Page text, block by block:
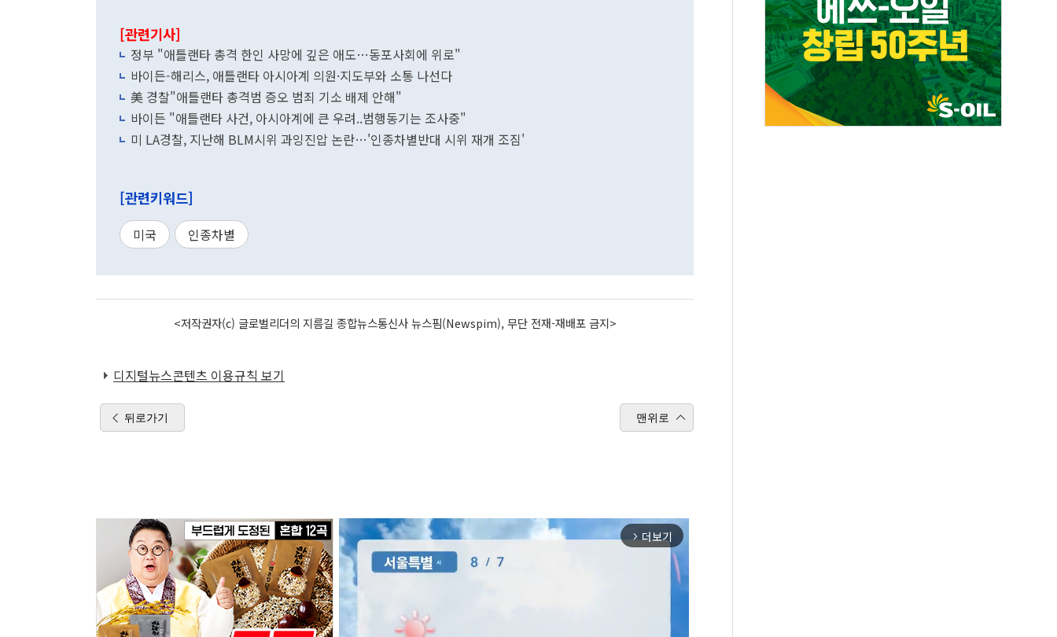
[관련기사]
정부 "애틀랜타 총격 한인 사망에 깊은 애도…동포사회에 위로"
바이든-해리스, 애틀랜타 아시아계 의원·지도부와 소통 나선다
美 경찰"애틀랜타 총격범 증오 범죄 기소 배제 안해"
바이든 "애틀랜타 사건, 아시아계에 큰 우려..범행동기는 조사중"
미 LA경찰, 지난해 BLM시위 과잉진압 논란…'인종차별반대 시위 재개 조짐'
[관련키워드]
미국 인종차별
<저작권자(c) 글로벌리더의 지름길 종합뉴스통신사 뉴스핌(Newspim), 무단 전재-재배포 금지>
디지털뉴스콘텐츠 이용규칙 보기
뒤로가기 맨위로
arrow_forward_ios 더보기